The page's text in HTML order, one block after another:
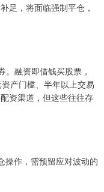
足，将面临强制平仓，
融资即借钱买股票，
产门槛、半年以上交易
资渠道，但这些往往存
操作，需预留应对波动的